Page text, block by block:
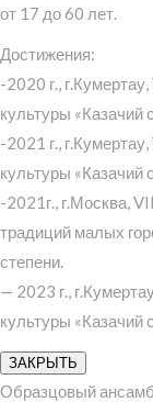
от 17 до 60 лет.
Достижения:
-2020 г.,
культуры «Казачий
-2021 г.,
культуры «Казачий
-2021г., г.Москва,
традиций малых
степени.
— 2023 г.,
культуры «Казачий
ЗАКРЫТЬ
Образцовый